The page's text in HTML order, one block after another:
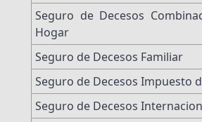
Seguro de Decesos
Hogar
Seguro de Decesos Familiar
Seguro de Decesos Impuesto
Seguro de Decesos